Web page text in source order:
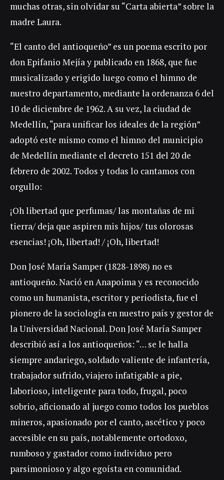
muchas otras, sin olvidar su “Carta abierta” sobre la
madre Laura.
“El canto del antioqueño” es un poema escrito por
don Epifanio Mejía y publicado en 1868, que fue
musicalizado y erigido luego como el himno de
nuestro departamento, mediante la ordenanza 6 del
10 de diciembre de 1962. A su vez, la ciudad de
Medellín, “para unificar los ideales de la región”
adoptó este mismo como el himno del municipio
de Medellín mediante el decreto 151 del 20 de
febrero de 2002. Todos y todas lo cantamos con
orgullo:
¡Oh libertad que perfumas/ las montañas de mi
tierra/ deja que aspiren mis hijos/ tus olorosas
esencias! ¡Oh, libertad! / ¡Oh, libertad!
Don José María Samper (1828-1898) no es
antioqueño. Nació en Anapoima y es reconocido
como un humanista, escritor y periodista, fue el
pionero de la sociología en nuestro país y gestor de
la Universidad Nacional. Don José María Samper
describió así a los antioqueños: “… se le halla
siempre andariego, soldado valiente de infantería,
trabajador sufrido, viajero infati­gable a pie,
laborioso, inteligente para todo, frugal, poco
sobrio, aficionado al juego como todos los pueblos
mineros, apasionado por el canto, ascético y poco
accesible en su país, notablemente ortodoxo,
rumboso y gastador como individuo pero
parsimonioso y algo egoísta en comunidad.